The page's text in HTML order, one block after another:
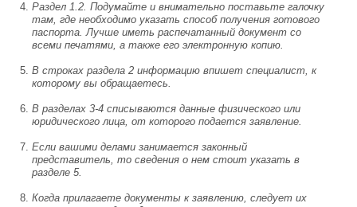
Раздел 1.2. Подумайте и внимательно поставьте галочку
там, где необходимо указать способ получения готового
паспорта. Лучше иметь распечатанный документ со
всеми печатями, а также его электронную копию.
В строках раздела 2 информацию впишет специалист, к
которому вы обращаетесь.
В разделах 3-4 списываются данные физического или
юридического лица, от которого подается заявление.
Если вашими делами занимается законный
представитель, то сведения о нем стоит указать в
разделе 5.
Когда прилагаете документы к заявлению, следует их